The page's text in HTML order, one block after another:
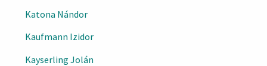
Katona Nándor
Kaufmann Izidor
Kayserling Jolán